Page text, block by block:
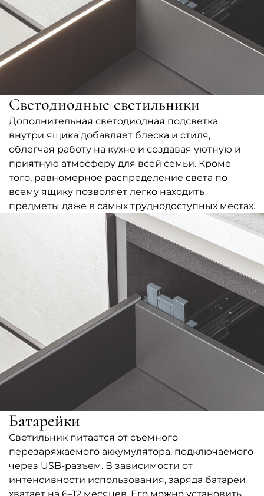
Светодиодные светильники
Дополнительная светодиодная подсветка
внутри ящика добавляет блеска и стиля,
облегчая работу на кухне и создавая уютную и
приятную атмосферу для всей семьи. Кроме
того, равномерное распределение света по
всему ящику позволяет легко находить
предметы даже в самых труднодоступных местах.
Батарейки
Светильник питается от съемного
перезаряжаемого аккумулятора, подключаемого
через USB-разъем. В зависимости от
интенсивности использования, заряда батареи